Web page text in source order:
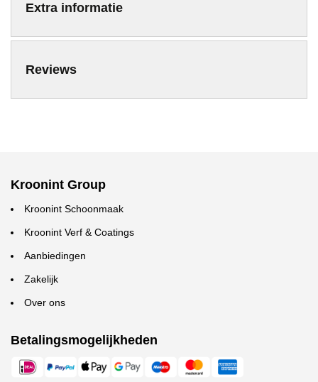
Extra informatie
Reviews
Kroonint Group
Kroonint Schoonmaak
Kroonint Verf & Coatings
Aanbiedingen
Zakelijk
Over ons
Betalingsmogelijkheden